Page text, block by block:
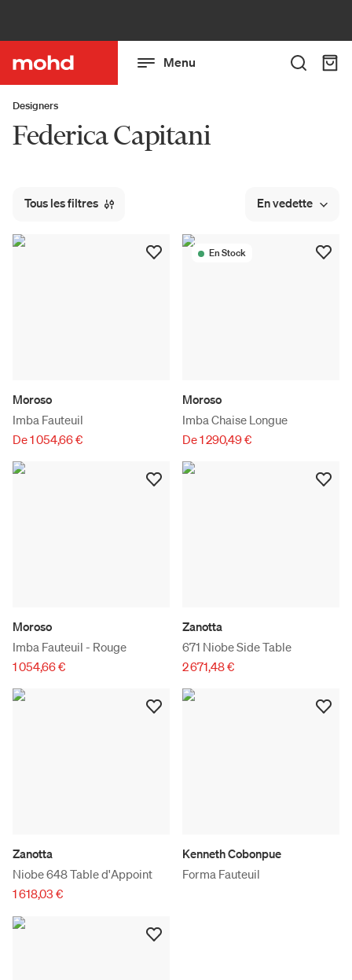
Menu
Designers
Federica Capitani
Tous les filtres En vedette
Moroso
Imba Fauteuil
De 1 054,66 €
En Stock
Moroso
Imba Chaise Longue
De 1 290,49 €
Moroso
Imba Fauteuil - Rouge
1 054,66 €
Zanotta
671 Niobe Side Table
2 671,48 €
Zanotta
Niobe 648 Table d'Appoint
1 618,03 €
Kenneth Cobonpue
Forma Fauteuil